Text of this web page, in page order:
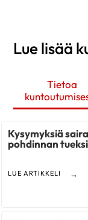
Lue lisää
Tietoa
Kysymyksiä
pohdinnan tueksi
LUE ARTIKKELI